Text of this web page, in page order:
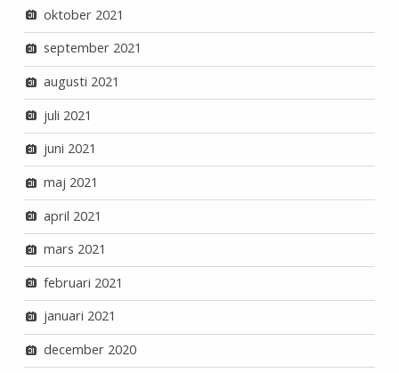
oktober 2021
september 2021
augusti 2021
juli 2021
juni 2021
maj 2021
april 2021
mars 2021
februari 2021
januari 2021
december 2020